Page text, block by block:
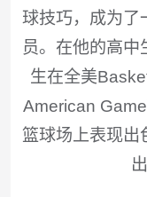
球技巧，成为了
员。在他的高
生在全美
American
篮球场上表现出